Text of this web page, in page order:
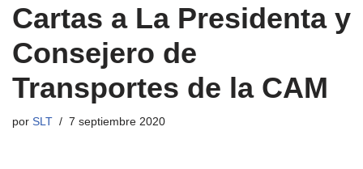
Cartas a La Presidenta y
Consejero de
Transportes de la CAM
por SLT 7 septiembre 2020